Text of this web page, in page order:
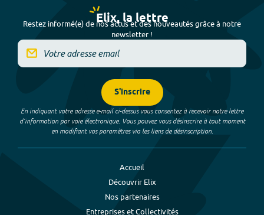
Elix, la lettre
Restez informé(e) de nos actus et des nouveautés grâce à notre
newsletter !
S'inscrire
En indiquant votre adresse e-mail ci-dessus vous consentez à recevoir notre lettre
d’information par voie électronique. Vous pouvez vous désinscrire à tout moment
en modifiant vos paramètres via les liens de désinscription.
Accueil
Découvrir Elix
Nos partenaires
Entreprises et Collectivités